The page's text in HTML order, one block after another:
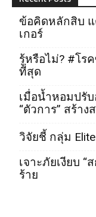
ข้อคิดหลักสิบ
เกอร์
รู้หรือไม่? #โร
ที่สุด
เมื่อน้ำหอมปรั
“ตัวการ” สร้าง
วิจัยชี้ กลุ่ม
เจาะภัยเงียบ “
ร้าย